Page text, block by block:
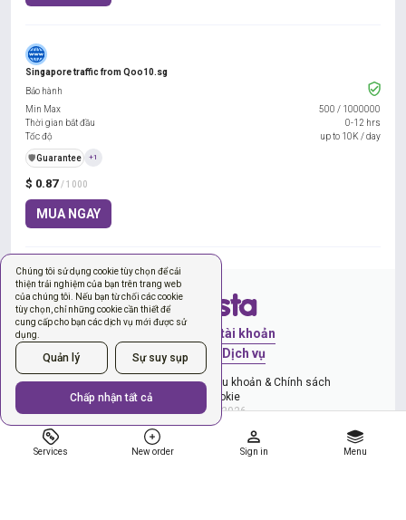
Chúng tôi sử dụng cookie tùy chọn để cải
thiện trải nghiệm của bạn trên trang web
của chúng tôi. Nếu bạn từ chối các cookie
tùy chọn, chỉ những cookie cần thiết để
cung cấp cho bạn các dịch vụ mới được sử
dụng.
Quản lý Sự suy sụp
Chấp nhận tất cả
Services New order Sign in Menu
Singapore traffic from Qoo10.sg
$ 0.87 / 1000
MUA NGAY
Bảo hành
Min Max
500 / 1000000
Thời gian bắt đầu
0-12 hrs
Tốc độ
up to 10K / day
️🛡️Guarantee +1
Tạo tài khoản
Đơn hàng mới
Dịch vụ
Chính sách quyền riêng tưĐiều khoản & Chính sách
Quản lý cookie
Copyright © 2026